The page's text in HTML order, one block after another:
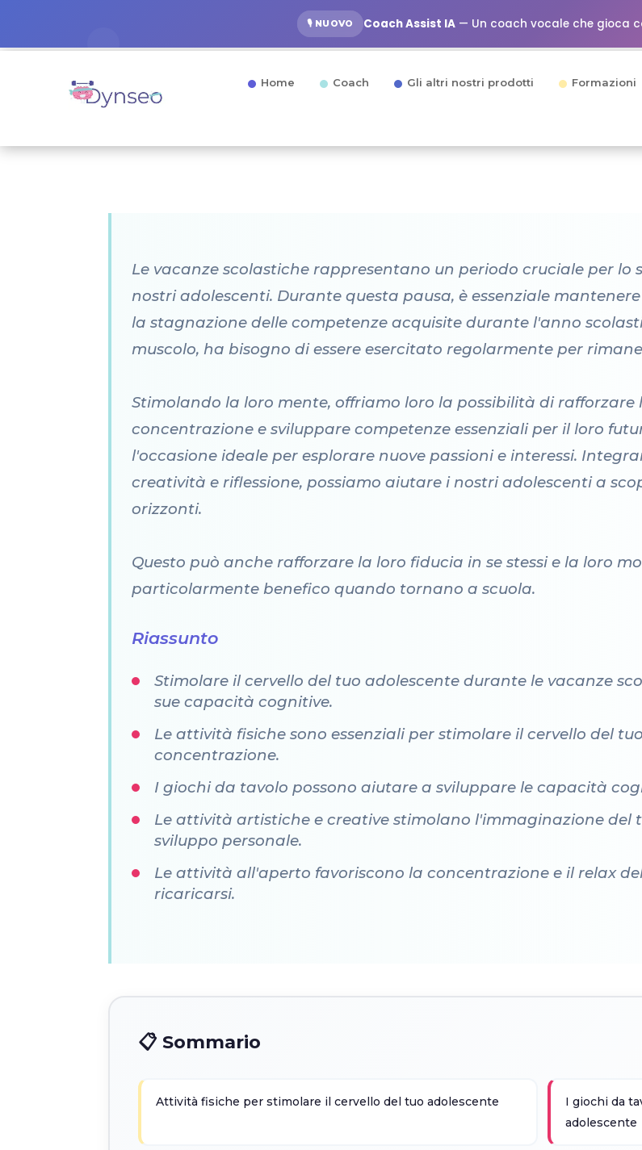
🎙️ NUOVO Coach Assist IA— Un coach vocale che gioca
Home Coach Gli altri nostri prodotti Formazioni
Le vacanze scolastiche rappresentano un periodo cruciale per
nostri adolescenti. Durante questa pausa, è essenziale
la stagnazione delle competenze acquisite durante l'anno
muscolo, ha bisogno di essere esercitato regolarmente per
Stimolando la loro mente, offriamo loro la possibilità di
concentrazione e sviluppare competenze essenziali per il loro
l'occasione ideale per esplorare nuove passioni e interessi.
creatività e riflessione, possiamo aiutare i nostri adolescenti a
orizzonti.
Questo può anche rafforzare la loro fiducia in se stessi e la loro
particolarmente benefico quando tornano a scuola.
Riassunto
Stimolare il cervello del tuo adolescente durante le vacanze
sue capacità cognitive.
Le attività fisiche sono essenziali per stimolare il cervello del
concentrazione.
I giochi da tavolo possono aiutare a sviluppare le capacità
Le attività artistiche e creative stimolano l'immaginazione del
sviluppo personale.
Le attività all'aperto favoriscono la concentrazione e il relax
ricaricarsi.
📋 Sommario
Attività fisiche per stimolare il cervello del tuo adolescente
I giochi da
adolescente